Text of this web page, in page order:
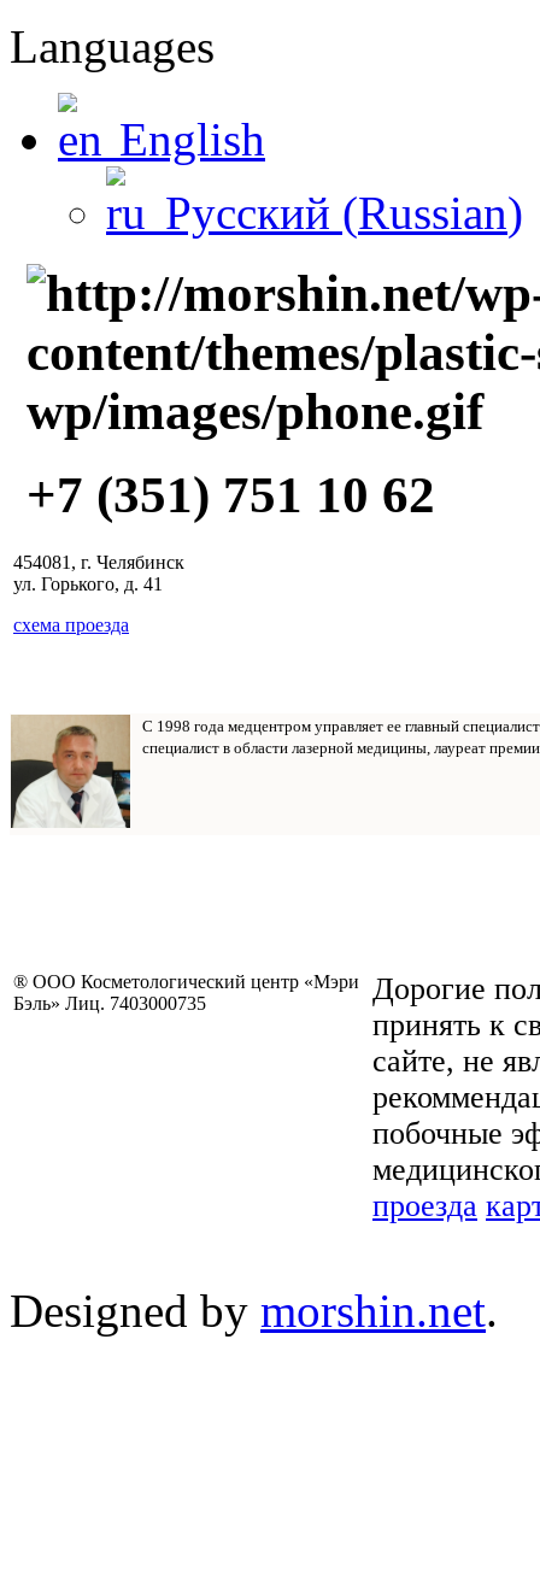
Languages
English
Русский (Russian)
+7 (351) 751 10 62
454081, г. Челябинск
ул. Горького, д. 41
схема проезда
С 1998 года медцентром управляет ее главный
специалист в области лазерной медицины, лауреат
® ООО Косметологический центр «Мэри
Бэль» Лиц. 7403000735
Дорогие
принять к
сайте, не
побочные
проезда
Designed by morshin.net.